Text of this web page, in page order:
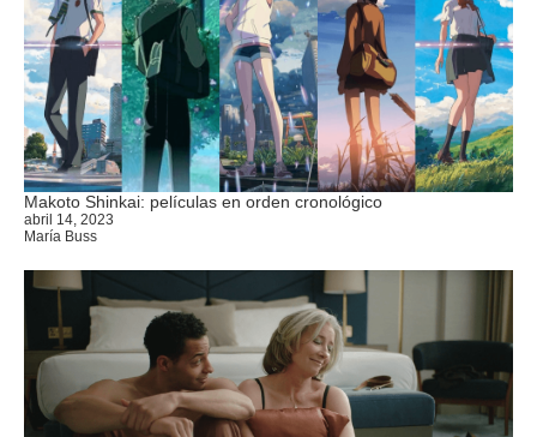
Makoto Shinkai: películas en orden cronológico
abril 14, 2023
María Buss